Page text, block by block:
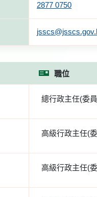
2877 0750
職位
總行政主任(委
高級行政主任(
高級行政主任(